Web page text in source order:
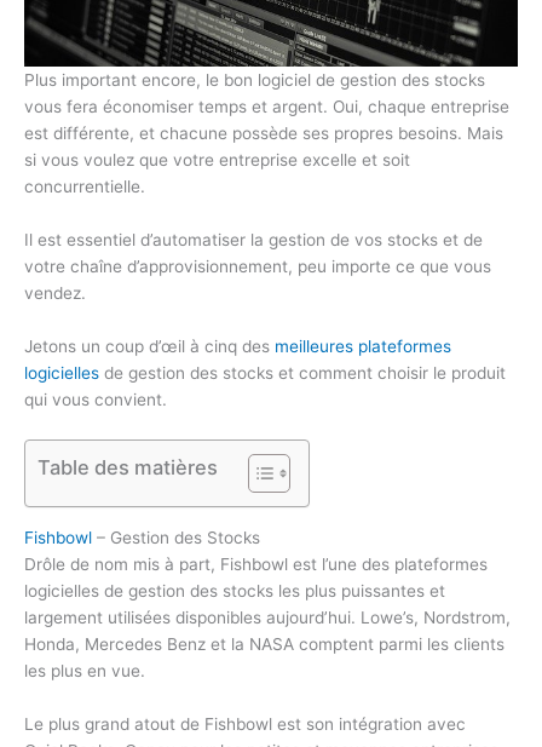
Plus important encore, le bon logiciel de gestion des stocks
vous fera économiser temps et argent. Oui, chaque entreprise
est différente, et chacune possède ses propres besoins. Mais
si vous voulez que votre entreprise excelle et soit
concurrentielle.
Il est essentiel d’automatiser la gestion de vos stocks et de
votre chaîne d’approvisionnement, peu importe ce que vous
vendez.
Jetons un coup d’œil à cinq des meilleures plateformes
logicielles de gestion des stocks et comment choisir le produit
qui vous convient.
Table des matières
Fishbowl – Gestion des Stocks
Drôle de nom mis à part, Fishbowl est l’une des plateformes
logicielles de gestion des stocks les plus puissantes et
largement utilisées disponibles aujourd’hui. Lowe’s, Nordstrom,
Honda, Mercedes Benz et la NASA comptent parmi les clients
les plus en vue.
Le plus grand atout de Fishbowl est son intégration avec